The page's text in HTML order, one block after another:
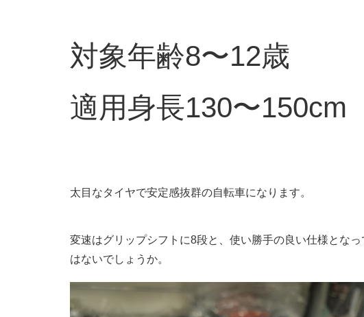
対象年齢8〜12歳
適用身長130〜150cm
太目なタイヤで安定感抜群の自転車になります。
変速はグリップシフトに8段と、使い勝手の良い仕様とな
はないでしょうか。